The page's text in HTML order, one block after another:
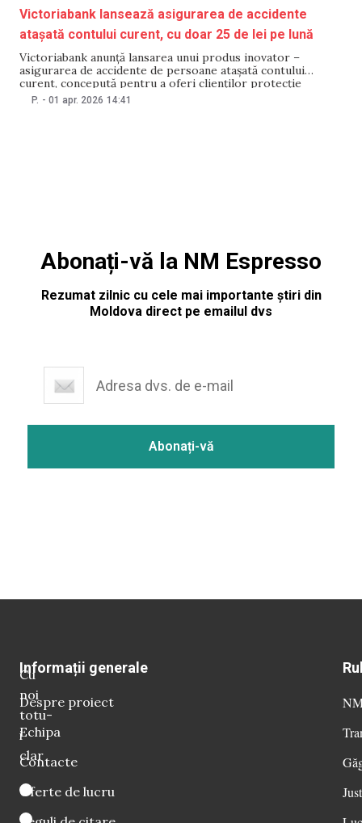
Victoriabank lansează asigurarea de accidente
atașată contului curent, cu doar 25 de lei pe lună
Victoriabank anunță lansarea unui produs inovator –
asigurarea de accidente de persoane atașată contului
curent, concepută pentru a oferi clienților protecție
financiară rapidă în situații neprevăzute (accidente, traume,
fracturi, etc.). ACCIDENT PROTECT se remarcă printr-un
P. - 01 apr. 2026 14:41
Abonați-vă la NM Espresso
Rezumat zilnic cu cele mai importante știri din
Moldova direct pe emailul dvs
Cu
noi
totu-
i
clar
Informații generale
Despre proiect
Echipa
Contacte
Oferte de lucru